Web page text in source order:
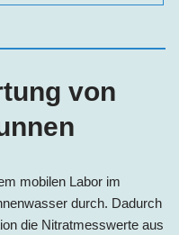
von
mobilen Labor im
durch. Dadurch
die Nitratmesswerte aus